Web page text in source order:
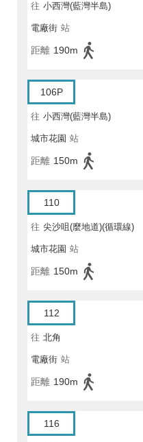
往 小西灣(藍灣半島)
電廠街 站
距離 190m
106P
往 小西灣(藍灣半島)
城市花園 站
距離 150m
110
往 尖沙咀(麼地道)(循環線)
城市花園 站
距離 150m
112
往 北角
電廠街 站
距離 190m
116